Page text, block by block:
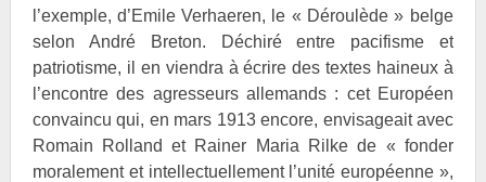
l’exemple, d’Emile Verhaeren, le « Déroulède » belge
selon André
Breton. Déchiré entre pacifisme et
patriotisme, il en viendra à écrire des textes haineux à
l’encontre des agresseurs allemands : cet Européen
convaincu qui, en mars 1913 encore, envisageait avec
Romain
Rolland et Rainer Maria
Rilke de « fonder
moralement et intellectuellement l’unité européenne »,